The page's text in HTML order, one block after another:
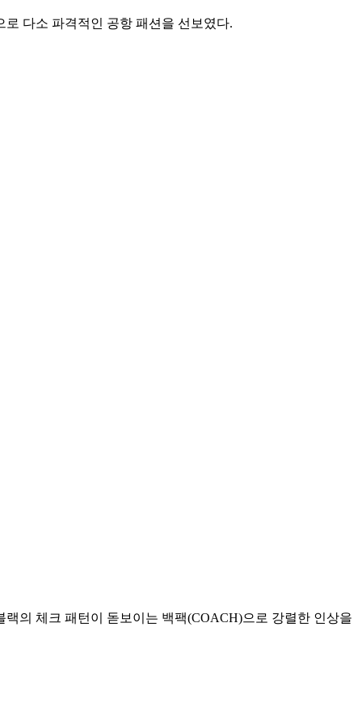
다소 파격적인 공항 패션을 선보였다.
랙의 체크 패턴이 돋보이는 백팩(COACH)으로 강렬한 인상을